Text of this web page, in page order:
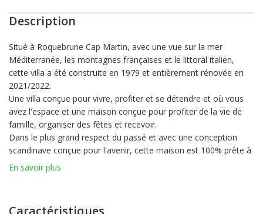
Description
Situé à Roquebrune Cap Martin, avec une vue sur la mer
Méditerranée, les montagnes françaises et le littoral italien,
cette villa a été construite en 1979 et entièrement rénovée en
2021/2022.
Une villa conçue pour vivre, profiter et se détendre et où vous
avez l'espace et une maison conçue pour profiter de la vie de
famille, organiser des fêtes et recevoir.
Dans le plus grand respect du passé et avec une conception
scandinave conçue pour l'avenir, cette maison est 100% prête à
emménager.
Un luxe discret avec un attention aux détails, c'est ce que vous
En savoir plus
Caractéristiques